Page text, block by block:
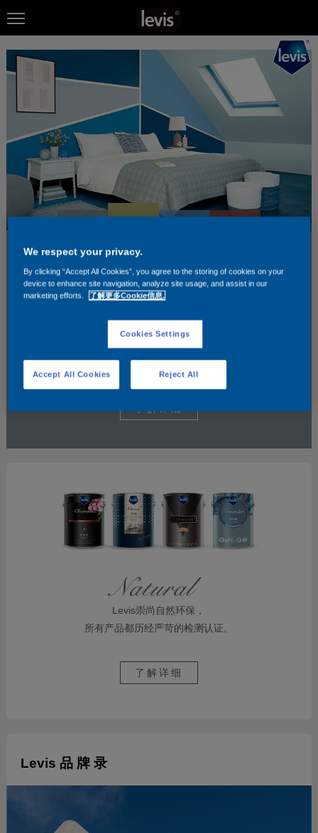
了解详细
Levis崇尚自然环保，
所有产品都历经严苛的检测认证。
了解详细
Levis 品 牌 录
We respect your privacy.
By clicking “Accept All Cookies”, you agree to the storing of cookies on your
device to enhance site navigation, analyze site usage, and assist in our
marketing efforts.
了解更多Cookie信息.
Cookies Settings
Reject All
Accept All Cookies